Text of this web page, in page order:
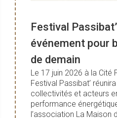
Festival
événement pour
de demain
Le 17 juin 2026 à la Cité
Festival Passibat’
collectivités et acteurs
performance
l’association La Maison